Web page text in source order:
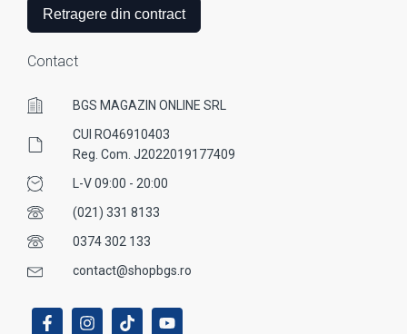
Retragere din contract
Contact
BGS MAGAZIN ONLINE SRL
CUI RO46910403
Reg. Com. J2022019177409
L-V 09:00 - 20:00
(021) 331 8133
0374 302 133
contact@shopbgs.ro